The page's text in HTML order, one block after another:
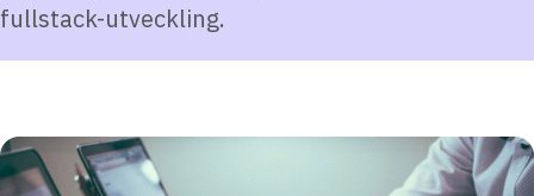
fullstack-utveckling.